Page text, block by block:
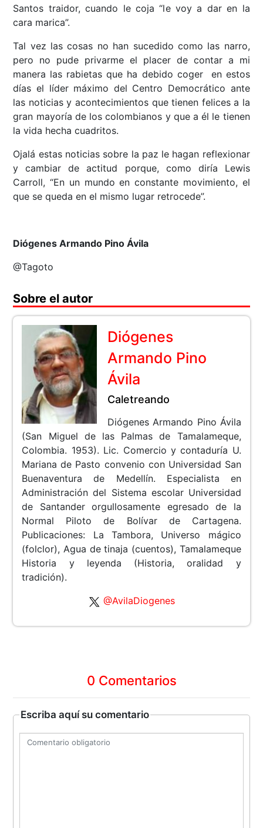
Santos traidor, cuando le coja “le voy a dar en la
cara marica”.
Tal vez las cosas no han sucedido como las narro,
pero no pude privarme el placer de contar a mi
manera las rabietas que ha debido coger en estos
días el líder máximo del Centro Democrático ante
las noticias y acontecimientos que tienen felices a la
gran mayoría de los colombianos y que a él le tienen
la vida hecha cuadritos.
Ojalá estas noticias sobre la paz le hagan reflexionar
y cambiar de actitud porque, como diría Lewis
Carroll, “En un mundo en constante movimiento, el
que se queda en el mismo lugar retrocede”.
Diógenes Armando Pino Ávila
@Tagoto
Sobre el autor
Diógenes
Armando Pino
Ávila
Caletreando
Diógenes Armando Pino Ávila
(San Miguel de las Palmas de Tamalameque,
Colombia. 1953). Lic. Comercio y contaduría U.
Mariana de Pasto convenio con Universidad San
Buenaventura de Medellín. Especialista en
Administración del Sistema escolar Universidad
de Santander orgullosamente egresado de la
Normal Piloto de Bolívar de Cartagena.
Publicaciones: La Tambora, Universo mágico
(folclor), Agua de tinaja (cuentos), Tamalameque
Historia y leyenda (Historia, oralidad y
tradición).
@AvilaDiogenes
0 Comentarios
Escriba aquí su comentario